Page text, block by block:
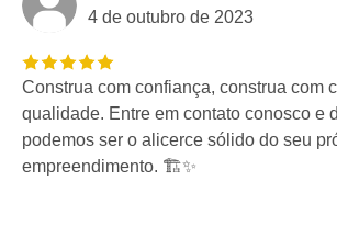
4 de outubro de 2023
Construa com confiança, construa com
qualidade. Entre em contato conosco e
podemos ser o alicerce sólido do seu
empreendimento. 🏗️✨